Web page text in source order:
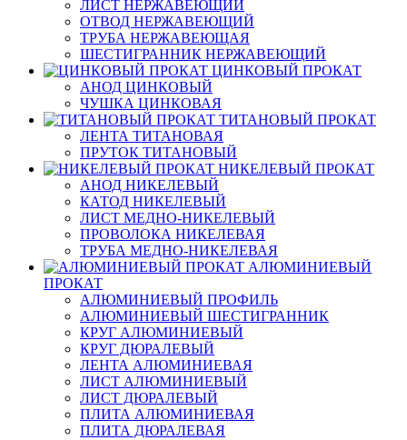
ЛИСТ НЕРЖАВЕЮЩИЙ
ОТВОД НЕРЖАВЕЮЩИЙ
ТРУБА НЕРЖАВЕЮЩАЯ
ШЕСТИГРАННИК НЕРЖАВЕЮЩИЙ
ЦИНКОВЫЙ ПРОКАТ
АНОД ЦИНКОВЫЙ
ЧУШКА ЦИНКОВАЯ
ТИТАНОВЫЙ ПРОКАТ
ЛЕНТА ТИТАНОВАЯ
ПРУТОК ТИТАНОВЫЙ
НИКЕЛЕВЫЙ ПРОКАТ
АНОД НИКЕЛЕВЫЙ
КАТОД НИКЕЛЕВЫЙ
ЛИСТ МЕДНО-НИКЕЛЕВЫЙ
ПРОВОЛОКА НИКЕЛЕВАЯ
ТРУБА МЕДНО-НИКЕЛЕВАЯ
АЛЮМИНИЕВЫЙ
ПРОКАТ
АЛЮМИНИЕВЫЙ ПРОФИЛЬ
АЛЮМИНИЕВЫЙ ШЕСТИГРАННИК
КРУГ АЛЮМИНИЕВЫЙ
КРУГ ДЮРАЛЕВЫЙ
ЛЕНТА АЛЮМИНИЕВАЯ
ЛИСТ АЛЮМИНИЕВЫЙ
ЛИСТ ДЮРАЛЕВЫЙ
ПЛИТА АЛЮМИНИЕВАЯ
ПЛИТА ДЮРАЛЕВАЯ